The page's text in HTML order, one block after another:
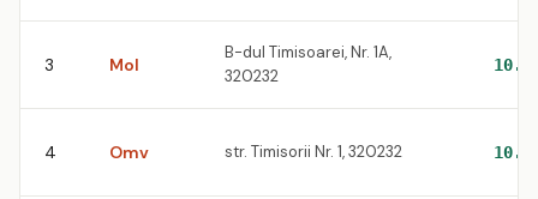
3 Mol
B-dul Timisoarei, Nr. 1A,
320232
4 Omv str. Timisorii Nr. 1, 320232